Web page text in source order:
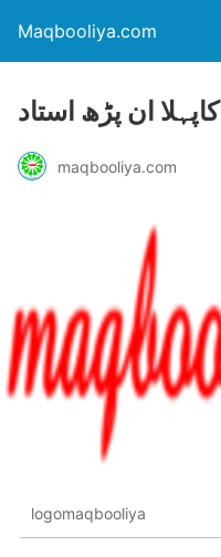
Maqbooliya.com
ان پڑھ استاد
maqbooliya.com
logomaqbooliya